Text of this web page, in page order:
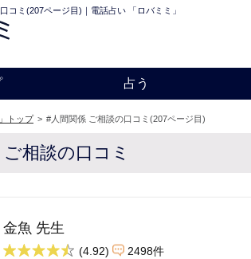
コミ(207ページ目)｜電話占い 「ロバミミ」
占う
トップ > #人間関係 ご相談の口コミ(207ページ目)
相談の口コミ
金魚 先生
(4.92) 2498件